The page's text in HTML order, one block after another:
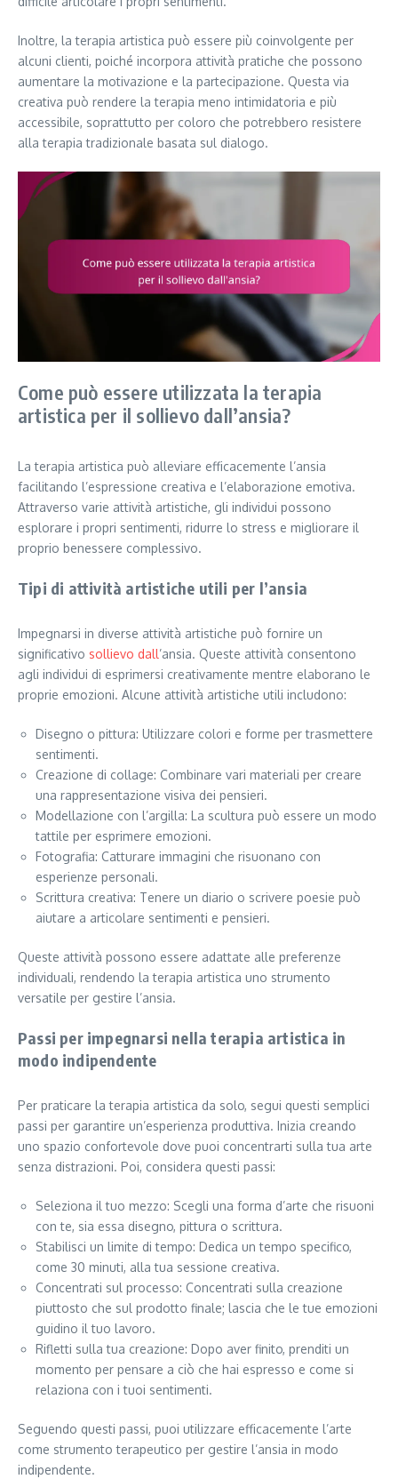
Inoltre, la terapia artistica può essere più coinvolgente per
alcuni clienti, poiché incorpora attività pratiche che possono
aumentare la motivazione e la partecipazione. Questa via
creativa può rendere la terapia meno intimidatoria e più
accessibile, soprattutto per coloro che potrebbero resistere
alla terapia tradizionale basata sul dialogo.
Come può essere utilizzata la terapia
artistica per il sollievo dall’ansia?
La terapia artistica può alleviare efficacemente l’ansia
facilitando l’espressione creativa e l’elaborazione emotiva.
Attraverso varie attività artistiche, gli individui possono
esplorare i propri sentimenti, ridurre lo stress e migliorare il
proprio benessere complessivo.
Tipi di attività artistiche utili per l’ansia
Impegnarsi in diverse attività artistiche può fornire un
significativo sollievo dall’ansia. Queste attività consentono
agli individui di esprimersi creativamente mentre elaborano le
proprie emozioni. Alcune attività artistiche utili includono:
Disegno o pittura: Utilizzare colori e forme per trasmettere
sentimenti.
Creazione di collage: Combinare vari materiali per creare
una rappresentazione visiva dei pensieri.
Modellazione con l’argilla: La scultura può essere un modo
tattile per esprimere emozioni.
Fotografia: Catturare immagini che risuonano con
esperienze personali.
Scrittura creativa: Tenere un diario o scrivere poesie può
aiutare a articolare sentimenti e pensieri.
Queste attività possono essere adattate alle preferenze
individuali, rendendo la terapia artistica uno strumento
versatile per gestire l’ansia.
Passi per impegnarsi nella terapia artistica in
modo indipendente
Per praticare la terapia artistica da solo, segui questi semplici
passi per garantire un’esperienza produttiva. Inizia creando
uno spazio confortevole dove puoi concentrarti sulla tua arte
senza distrazioni. Poi, considera questi passi:
Seleziona il tuo mezzo: Scegli una forma d’arte che risuoni
con te, sia essa disegno, pittura o scrittura.
Stabilisci un limite di tempo: Dedica un tempo specifico,
come 30 minuti, alla tua sessione creativa.
Concentrati sul processo: Concentrati sulla creazione
piuttosto che sul prodotto finale; lascia che le tue emozioni
guidino il tuo lavoro.
Rifletti sulla tua creazione: Dopo aver finito, prenditi un
momento per pensare a ciò che hai espresso e come si
relaziona con i tuoi sentimenti.
Seguendo questi passi, puoi utilizzare efficacemente l’arte
come strumento terapeutico per gestire l’ansia in modo
indipendente.